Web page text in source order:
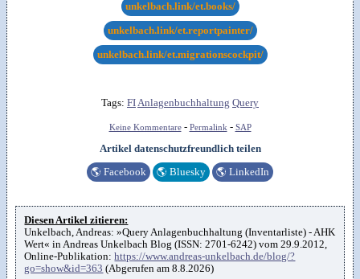
unkelbach.link/et.books/
unkelbach.link/et.reportpainter/
unkelbach.link/et.migrationscockpit/
Tags: FIAnlagenbuchhaltung Query
Keine Kommentare- Permalink- SAP
Artikel datenschutzfreundlich teilen
🌎 Facebook 🌎 Bluesky 🌎 LinkedIn
Diesen Artikel zitieren:
Unkelbach, Andreas: »Query Anlagenbuchhaltung (Inventarliste) - AHK
Wert« in Andreas Unkelbach Blog (ISSN: 2701-6242) vom 29.9.2012,
Online-Publikation:https://www.andreas-unkelbach.de/blog/?
go=show&id=363 (Abgerufen am 8.8.2026)